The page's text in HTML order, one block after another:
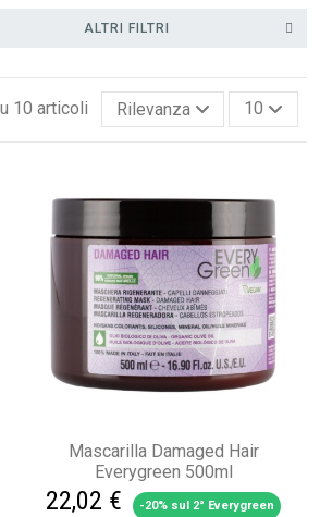
ALTRI FILTRI
10 articoli Rilevanza 10
Mascarilla Damaged Hair
Everygreen 500ml
22,02 € -20% sul 2° Everygreen